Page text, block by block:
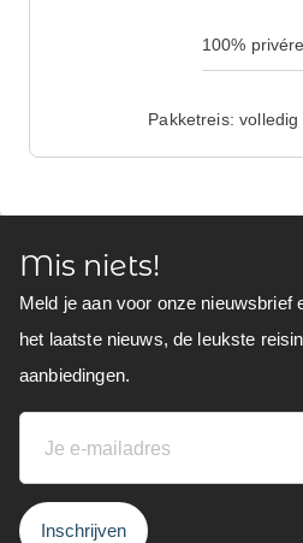
100%
Pakketreis:
Mis niets!
Meld je aan voor onze nieuwsbrief
het laatste nieuws, de leukste
aanbiedingen.
Inschrijven